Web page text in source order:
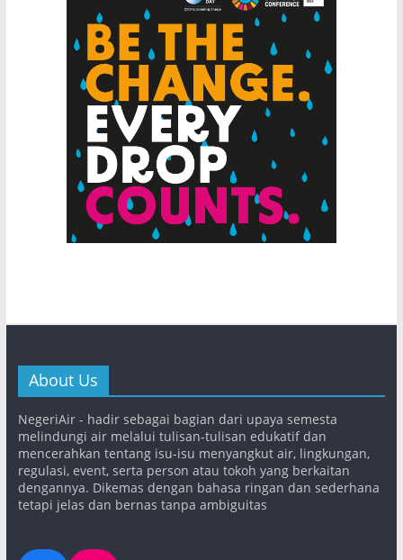
About Us
NegeriAir - hadir sebagai bagian dari upaya semesta
melindungi air melalui tulisan-tulisan edukatif dan
mencerahkan tentang isu-isu menyangkut air, lingkungan,
regulasi, event, serta person atau tokoh yang berkaitan
dengannya. Dikemas dengan bahasa ringan dan sederhana
tetapi jelas dan bernas tanpa ambiguitas